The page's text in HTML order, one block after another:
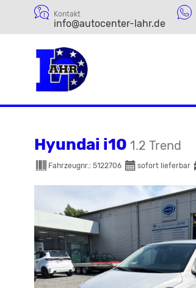
Kontakt
info@autocenter-lahr.de
Hyundai i10 1.2 Trend
Fahrzeugnr.: 5122706 sofort lieferbar